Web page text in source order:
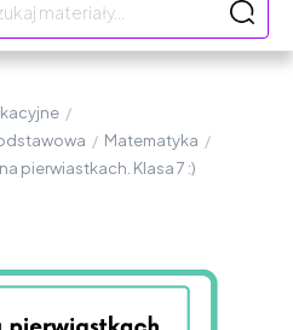
/
/ Matematyka /
pierwiastkach. Klasa 7 :)